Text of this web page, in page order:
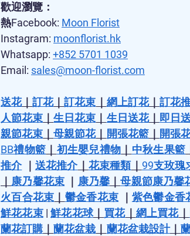
歡迎瀏覽：
熱Facebook: Moon Florist
Instagram: moonflorist.hk
Whatsapp: +852 5701 1039
Email: sales@moon-florist.com
送花｜訂花｜訂花束 網上訂花｜ 訂花
人節花束 ｜生日花束 生日送花｜ 即日
親節花束 ｜母親節花｜ 開張花籃｜ 開張
BB禮物籃
初生嬰兒禮物 中秋生果籃
推介 ｜ 送花推介｜ 花束種類｜ 99支玫瑰
康乃馨花束 康乃馨 ｜母親節康乃馨
火百合花束
鬱金香花束 紫色鬱金香
鮮花花束 | 鮮花花球｜ 買花｜ 網上買花｜
蘭花訂購｜蘭花盆栽 蘭花盆栽設計｜